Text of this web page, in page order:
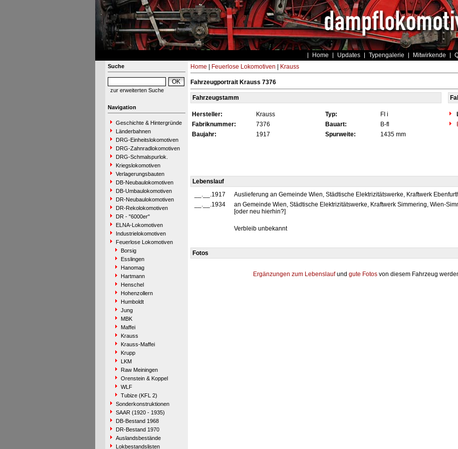
Home Updates Typengalerie Mitwirkende
Suche
zur erweiterten Suche
Navigation
Geschichte & Hintergründe
Länderbahnen
DRG-Einheitslokomotiven
DRG-Zahnradlokomotiven
DRG-Schmalspurlok.
Kriegslokomotiven
Verlagerungsbauten
DB-Neubaulokomotiven
DB-Umbaulokomotiven
DR-Neubaulokomotiven
DR-Rekolokomotiven
DR - "6000er"
ELNA-Lokomotiven
Industrielokomotiven
Feuerlose Lokomotiven
Borsig
Esslingen
Hanomag
Hartmann
Henschel
Hohenzollern
Humboldt
Jung
MBK
Maffei
Krauss
Krauss-Maffei
Krupp
LKM
Raw Meiningen
Orenstein & Koppel
WLF
Tubize (KFL 2)
Sonderkonstruktionen
SAAR (1920 - 1935)
DB-Bestand 1968
DR-Bestand 1970
Auslandsbestände
Lokbestandslisten
Home Feuerlose Lokomotiven Krauss
Fahrzeugportrait Krauss 7376
Fahrzeugstamm
Hersteller: Krauss Typ: FI i
Fabriknummer:
7376 Bauart: B-fl
Baujahr:
1917 Spurweite: 1435 mm
Lebenslauf
__.__.1917
Auslieferung an Gemeinde Wien, Städtische Elektrizitätswerke, Kraftwerk
__.__.1934
an Gemeinde Wien, Städtische Elektrizitätswerke, Kraftwerk Simmering, Wien-
[oder neu hierhin?]
Verbleib unbekannt
Fotos
Ergänzungen zum Lebenslaufund gute Fotos von diesem Fahrzeug